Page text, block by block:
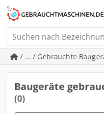
/ ... / Gebrauchte
Baugeräte
(0)